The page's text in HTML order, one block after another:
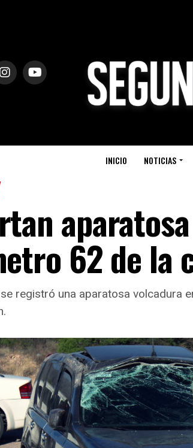
INICIO NOTICIAS
62 de la
registró una aparatosa volcadura